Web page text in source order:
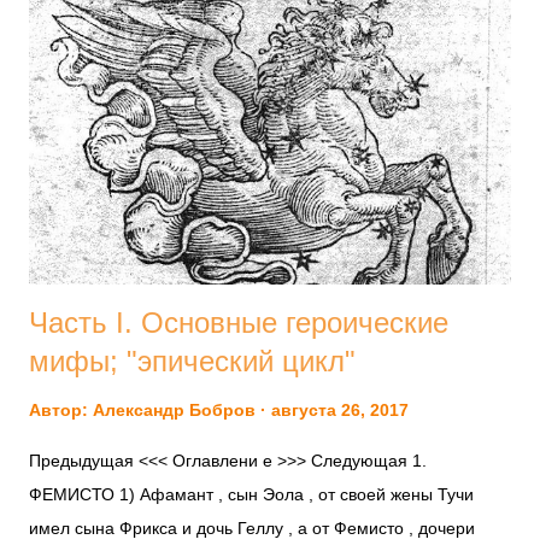
Безумие), Филот, Ойзис, Долос, Гибрис, Контентио (раздор),
Дюмилес, Лим (Голод), Леф (Забвение), Алгос (Боль), Пон
(Наказание), Фраус, Сомнус Упоминается : Деяния Диониса
Песнь II Песнь IV Песнь V Песнь VII Песнь IX Песнь X Песнь
XII Песнь XIII Песнь XIV Песнь XVIII Песнь XXIV Песнь XXV
Песнь XX Песнь XXXI Песнь XXXVII Песнь XXXVIII Песнь
XXXVI Песнь XL Пе...
Часть I. Основные героические
мифы; "эпический цикл"
Автор: Александр Бобров августа 26, 2017
Предыдущая <<< Оглавлени е >>> Следующая 1.
ФЕМИСТО 1) Афамант , сын Эола , от своей жены Тучи
имел сына Фрикса и дочь Геллу , а от Фемисто , дочери